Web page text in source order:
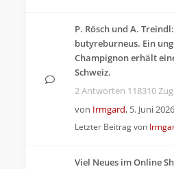
P. Rösch und A.
butyreburneus. Ein
Champignon erhält
Schweiz.
2 Antworten 118310
von Irmgard, 5. Juni
Letzter Beitrag von
Viel Neues im Online